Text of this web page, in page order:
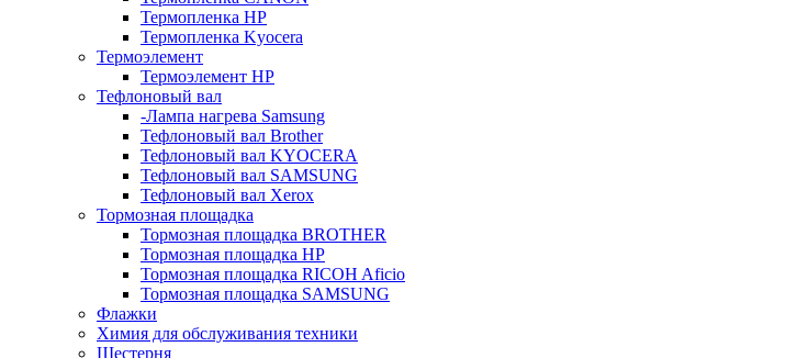
Термопленка HP
Термопленка Kyocera
Термоэлемент
Термоэлемент НР
Тефлоновый вал
-Лампа нагрева Samsung
Тефлоновый вал Brother
Тефлоновый вал KYOCERA
Тефлоновый вал SAMSUNG
Тефлоновый вал Xerox
Тормозная площадка
Тормозная площадка BROTHER
Тормозная площадка HP
Тормозная площадка RICOH Aficio
Тормозная площадка SAMSUNG
Флажки
Химия для обслуживания техники
Шестерня